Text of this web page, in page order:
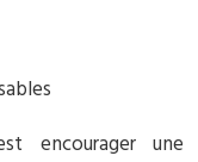
encourager une